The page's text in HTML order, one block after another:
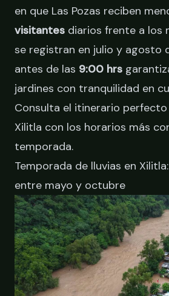
en que Las Pozas reciben
visitantes diarios frente a los
se registran en julio y agosto
antes de las 9:00 hrs
jardines con tranquilidad en
Consulta el itinerario perfecto
Xilitla con los horarios más
temporada.
Temporada de lluvias en
entre mayo y octubre